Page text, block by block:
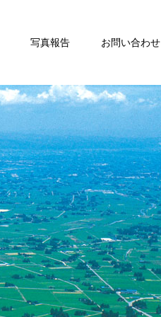
写真報告 お問い合わせ